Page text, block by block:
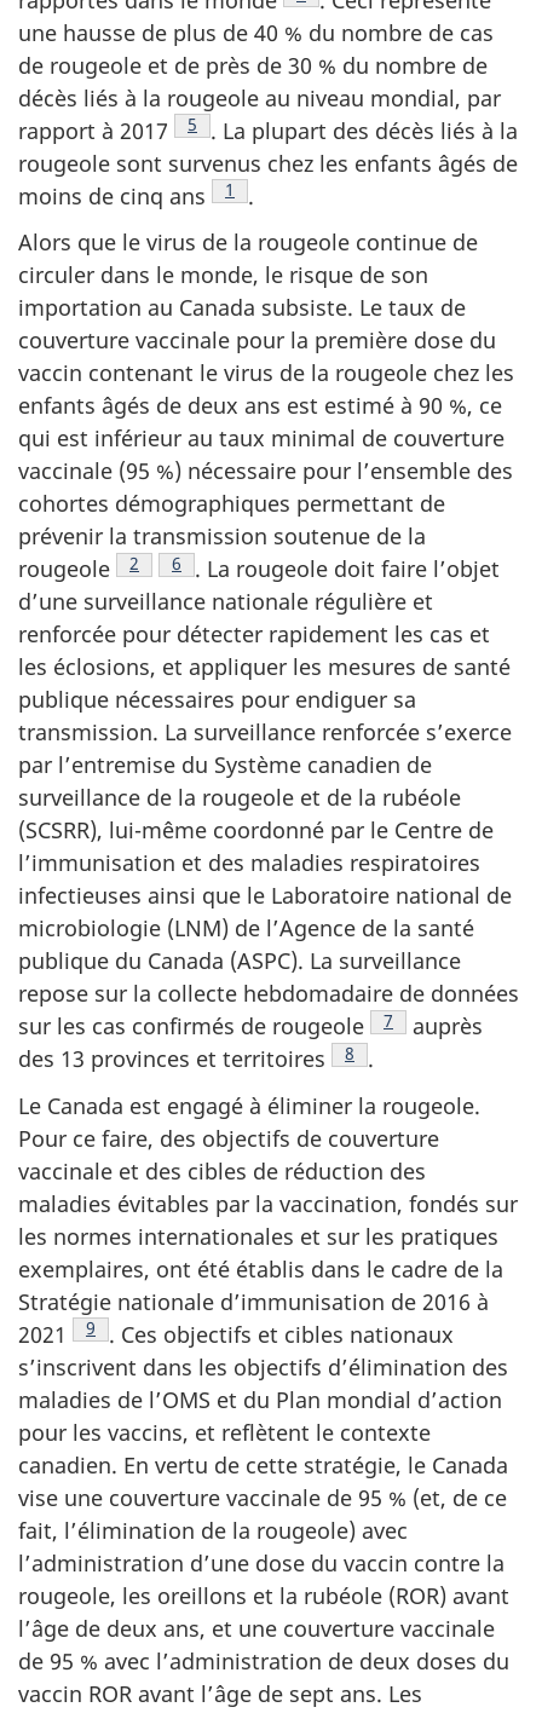
une hausse de plus de 40 % du nombre de cas
de rougeole et de près de 30 % du nombre de
décès liés à la rougeole au niveau mondial, par
rapport à 2017 Note de bas de page
5 . La plupart des décès liés à la
rougeole sont survenus chez les enfants âgés de
moins de cinq ans Note de bas de page
1
.
Alors que le virus de la rougeole continue de
circuler dans le monde, le risque de son
importation au Canada subsiste. Le taux de
couverture vaccinale pour la première dose du
vaccin contenant le virus de la rougeole chez les
enfants âgés de deux ans est estimé à 90 %, ce
qui est inférieur au taux minimal de couverture
vaccinale (95 %) nécessaire pour l’ensemble des
cohortes démographiques permettant de
prévenir la transmission soutenue de la
rougeole
Note de bas de page
2 Note de bas de page
6 . La rougeole doit faire l’objet
d’une surveillance nationale régulière et
renforcée pour détecter rapidement les cas et
les éclosions, et appliquer les mesures de santé
publique nécessaires pour endiguer sa
transmission. La surveillance renforcée s’exerce
par l’entremise du Système canadien de
surveillance de la rougeole et de la rubéole
(SCSRR), lui-même coordonné par le Centre de
l’immunisation et des maladies respiratoires
infectieuses ainsi que le Laboratoire national de
microbiologie (LNM) de l’Agence de la santé
publique du Canada (ASPC). La surveillance
repose sur la collecte hebdomadaire de données
sur les cas confirmés de rougeole Note de bas de
7
auprès
des 13 provinces et territoires Note de bas de page
8
.
Le Canada est engagé à éliminer la rougeole.
Pour ce faire, des objectifs de couverture
vaccinale et des cibles de réduction des
maladies évitables par la vaccination, fondés sur
les normes internationales et sur les pratiques
exemplaires, ont été établis dans le cadre de la
Stratégie nationale d’immunisation de 2016 à
2021
Note de bas de page
9 . Ces objectifs et cibles nationaux
s’inscrivent dans les objectifs d’élimination des
maladies de l’OMS et du Plan mondial d’action
pour les vaccins, et reflètent le contexte
canadien. En vertu de cette stratégie, le Canada
vise une couverture vaccinale de 95 % (et, de ce
fait, l’élimination de la rougeole) avec
l’administration d’une dose du vaccin contre la
rougeole, les oreillons et la rubéole (ROR) avant
l’âge de deux ans, et une couverture vaccinale
de 95 % avec l’administration de deux doses du
vaccin ROR avant l’âge de sept ans. Les